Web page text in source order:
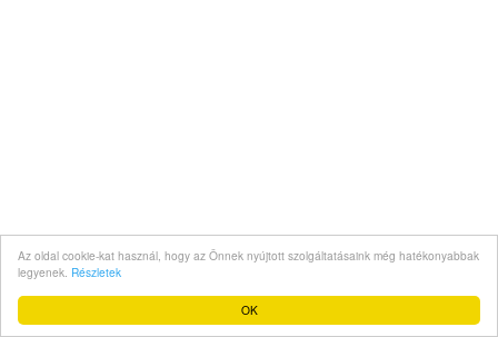
OK
Az oldal cookie-kat használ, hogy az Önnek nyújtott szolgáltatásaink még hatékonyabbak
legyenek. Részletek